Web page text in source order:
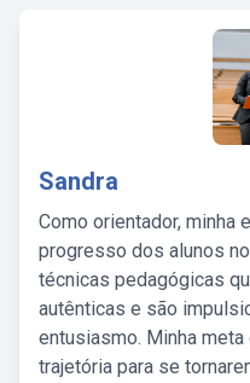
Sandra
Como orientador, minha
progresso dos alunos
técnicas pedagógicas
autênticas e são
entusiasmo. Minha
trajetória para se